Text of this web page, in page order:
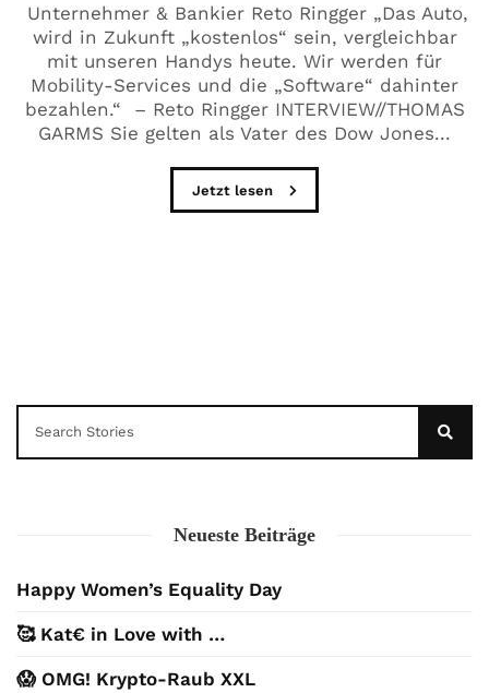
Unternehmer & Bankier Reto Ringger „Das Auto,
wird in Zukunft „kostenlos“ sein, vergleichbar
mit unseren Handys heute. Wir werden für
Mobility-Services und die „Software“ dahinter
bezahlen.“ – Reto Ringger INTERVIEW//THOMAS
GARMS Sie gelten als Vater des Dow Jones...
Jetzt lesen
Neueste Beiträge
Happy Women’s Equality Day
🥰 Kat€ in Love with …
😱 OMG! Krypto-Raub XXL